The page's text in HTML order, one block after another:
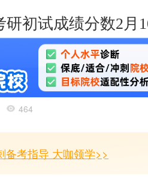
研初试成绩分数2
464
备考指导 大咖领学>>